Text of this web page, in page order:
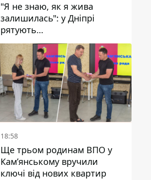
"Я не знаю, як я жива
залишилась": у Дніпрі
рятують
військовослужбовицю та
мати чотирьох дітей, яку
поранив КАБ
18:58
Ще трьом родинам ВПО у
Кам’янському вручили
ключі від нових квартир